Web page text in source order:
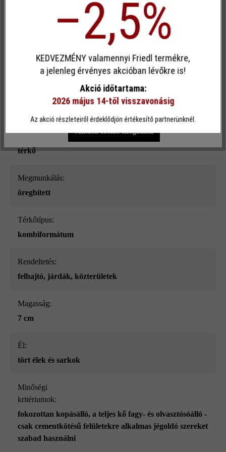
gránitszürke árnyalt
szgk-forgalomra és alkalmankénti tgk-használatra,
Terméktípus:
térkő
megmunkálás:
öregbített
Térkőtípus:
kombiformátum
Rendeltetés:
felhajtó, járdák, közterületek
Magasság:
7 cm
él:
tört élek és sarkok
Minőségi
kritériumok:
fokozottan kopásálló, a teljes kő fagy- és olvasztósóálló -
csak cementkötésű felületekre alkalmas jégoldó szereket
szabad használni
Egyéni cookie elfogadása
Ez a webhely cookie-kat használ, hogy a lehető legjobb
funkcionalitást kínálja Önnek...További információ
Csak funkcionális cookie elfogadása
Minden cookie elfogadása
–2,5%
KEDVEZMÉNY valamennyi Friedl termékre,
a jelenleg érvényes akcióban lévőkre is!
Akció időtartama:
2026 május 14-től visszavonásig
Az akció részleteiről érdeklődjön értékesítő partnerünknél.